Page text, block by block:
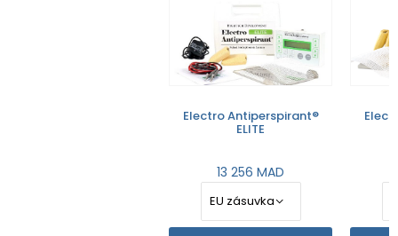
Electro Antiperspirant®
ELITE
13 256 MAD